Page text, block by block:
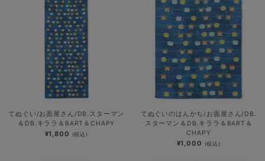
てぬぐい/お面屋さん/DB.スターマン
＆DB.キララ＆BART＆CHAPY
¥1,800 (税込)
てぬぐいのはんかち/お面屋さん/DB.
スターマン＆DB.キララ＆BART＆
CHAPY
¥1,000 (税込)